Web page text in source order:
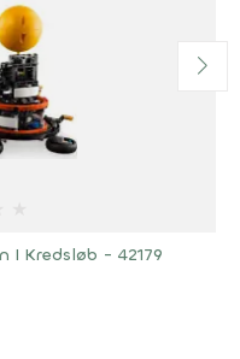
I Kredsløb - 42179